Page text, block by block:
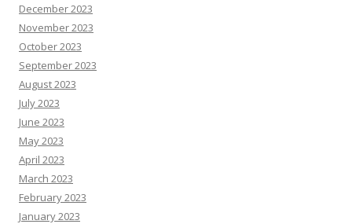
December 2023
November 2023
October 2023
September 2023
August 2023
July 2023
June 2023
May 2023
April 2023
March 2023
February 2023
January 2023